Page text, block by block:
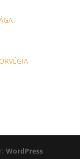
–
WordPress